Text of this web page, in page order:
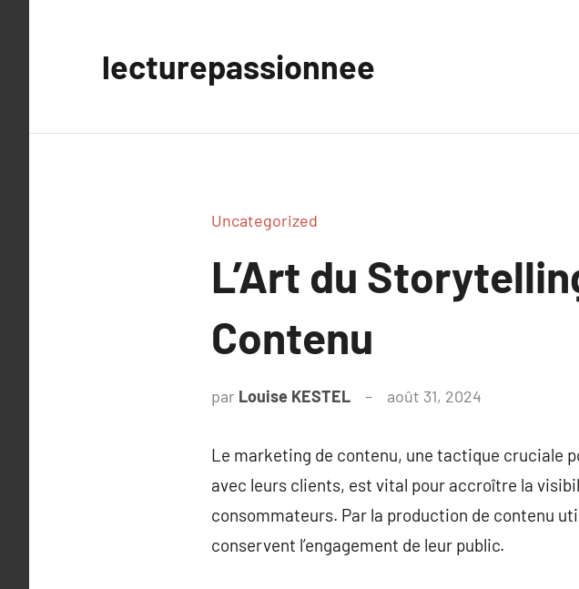
lecturepassionnee
Uncategorized
L’Art du
Contenu
par Louise KESTEL août 31, 2024
Le marketing de contenu, une tactique cruciale
avec leurs clients, est vital pour accroître la
consommateurs. Par la production de contenu
conservent l’engagement de leur public.